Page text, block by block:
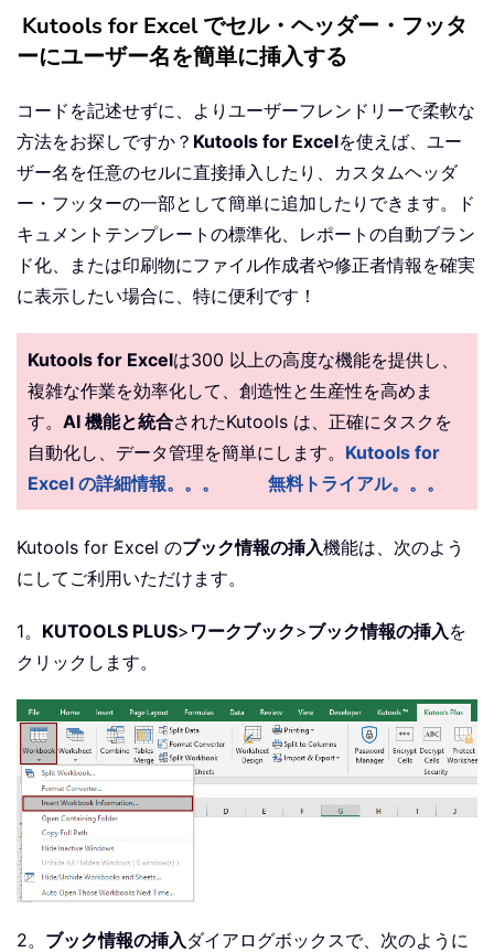
Kutools for Excel でセル・ヘッダー・フッタ
ーにユーザー名を簡単に挿入する
コードを記述せずに、よりユーザーフレンドリーで柔軟な
方法をお探しですか？ Kutools for Excelを使えば、ユー
ザー名を任意のセルに直接挿入したり、カスタムヘッダ
ー・フッターの一部として簡単に追加したりできます。ド
キュメントテンプレートの標準化、レポートの自動ブラン
ド化、または印刷物にファイル作成者や修正者情報を確実
に表示したい場合に、特に便利です！
Kutools for Excelは300 以上の高度な機能を提供し、
複雑な作業を効率化して、創造性と生産性を高めま
す。 AI 機能と統合されたKutools は、正確にタスクを
自動化し、データ管理を簡単にします。 Kutools for
Excel の詳細情報。。。
無料トライアル。。。
Kutools for Excel のブック情報の挿入機能は、次のよう
にしてご利用いただけます。
1。 KUTOOLS PLUS> ワークブック>ブック情報の挿入を
クリックします。
2。 ブック情報の挿入 ダイアログボックスで、次のように